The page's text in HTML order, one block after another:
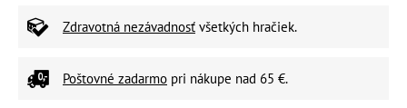
Zdravotná nezávadnosť všetkých hračiek.
Poštovné zadarmo pri nákupe nad 65 €.